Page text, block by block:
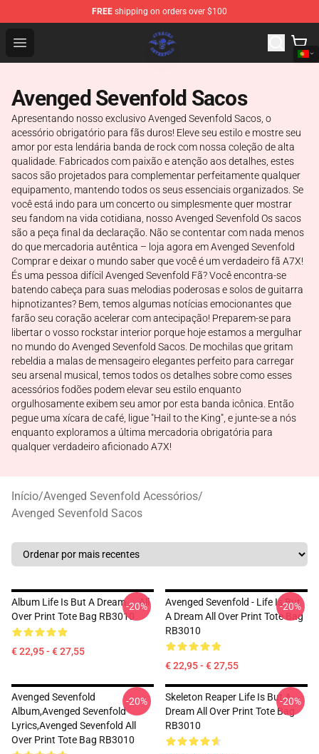
FREE shipping on orders over $100
Open menu
Avenged Sevenfold Shop - Official Avenged Sevenfold
Avenged Sevenfold Sacos
Apresentando nosso exclusivo Avenged Sevenfold Sacos, o
acessório obrigatório para fãs duros! Eleve seu estilo e mostre seu
amor por esta lendária banda de rock com nossa coleção de alta
qualidade. Fabricados com paixão e atenção aos detalhes, estes
sacos são projetados para complementar perfeitamente qualquer
equipamento, mantendo todos os seus essenciais organizados. Se
você está indo para um concerto ou simplesmente quer mostrar
seu fandom na vida cotidiana, nosso Avenged Sevenfold Os sacos
são a peça final da declaração. Não se contentar com nada menos
do que mercadoria autêntica – loja agora em Avenged Sevenfold
Comprar e deixar o mundo saber que você é um verdadeiro fã A7X!
És uma pessoa difícil Avenged Sevenfold Fã? Você encontra-se
batendo cabeça para suas melodias poderosas e solos de guitarra
hipnotizantes? Bem, temos algumas notícias emocionantes que
farão seu coração acelerar com antecipação! Preparem-se para
libertar o vosso rockstar interior porque hoje estamos a mergulhar
no mundo do Avenged Sevenfold Sacos. De mochilas que gritam
rebeldia a malas de mensageiro elegantes perfeito para carregar
seu arsenal musical, temos todos os detalhes sobre como esses
acessórios fodões podem elevar seu estilo enquanto
orgulhosamente exibem seu amor por esta banda icônica. Então
pegue uma xícara de café, ligue "Hail to the King", e junte-se a nós
enquanto exploramos a última mercadoria obrigatória para
qualquer verdadeiro aficionado A7X!
Início/Avenged Sevenfold Acessórios/
Avenged Sevenfold Sacos
Album Life Is But A Dream ... All
Over Print Tote Bag RB3010
€ 22,95 - € 27,55
-20%
Avenged Sevenfold - Life Is But
A Dream All Over Print Tote Bag
RB3010
€ 22,95 - € 27,55
-20%
Avenged Sevenfold
Album,avenged Sevenfold
Lyrics,avenged Sevenfold All
Over Print Tote Bag RB3010
-20%
Skeleton Reaper Life Is But A
Dream All Over Print Tote Bag
RB3010
-20%